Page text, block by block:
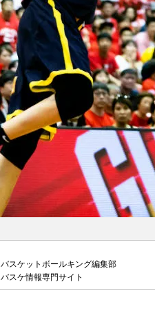
バスケットボールキング編集部
バスケ情報専門サイト